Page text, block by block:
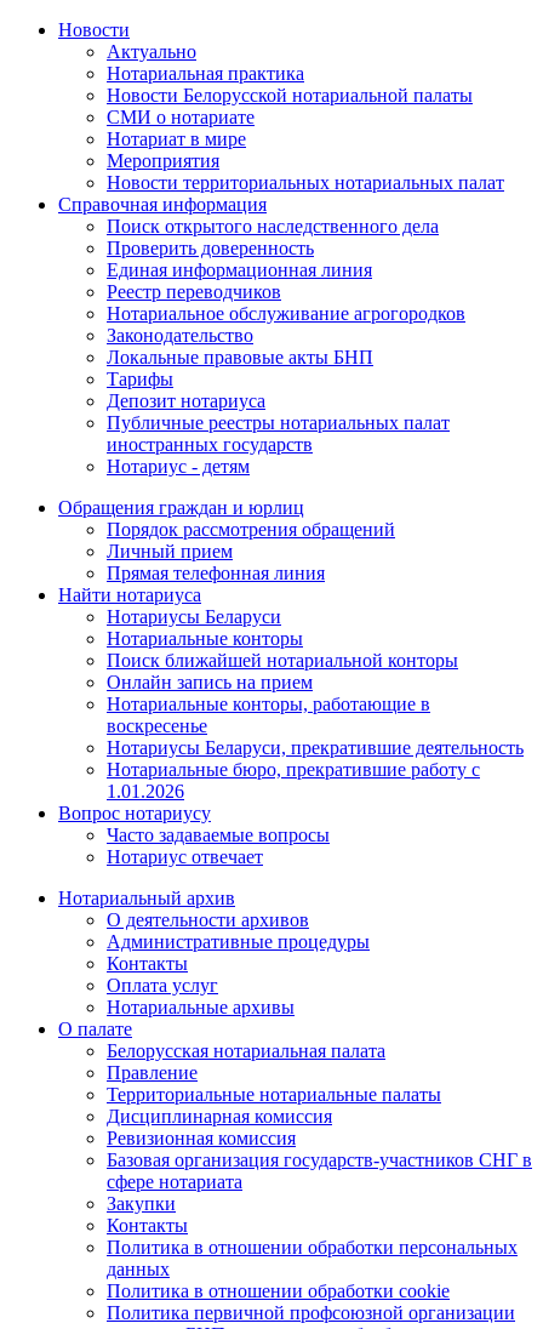
Новости
Актуально
Нотариальная практика
Новости Белорусской нотариальной палаты
СМИ о нотариате
Нотариат в мире
Мероприятия
Новости территориальных нотариальных палат
Справочная информация
Поиск открытого наследственного дела
Проверить доверенность
Единая информационная линия
Реестр переводчиков
Нотариальное обслуживание агрогородков
Законодательство
Локальные правовые акты БНП
Тарифы
Депозит нотариуса
Публичные реестры нотариальных палат
иностранных государств
Нотариус - детям
Обращения граждан и юрлиц
Порядок рассмотрения обращений
Личный прием
Прямая телефонная линия
Найти нотариуса
Нотариусы Беларуси
Нотариальные конторы
Поиск ближайшей нотариальной конторы
Онлайн запись на прием
Нотариальные конторы, работающие в
воскресенье
Нотариусы Беларуси, прекратившие деятельность
Нотариальные бюро, прекратившие работу с
1.01.2026
Вопрос нотариусу
Часто задаваемые вопросы
Нотариус отвечает
Нотариальный архив
О деятельности архивов
Административные процедуры
Контакты
Оплата услуг
Нотариальные архивы
О палате
Белорусская нотариальная палата
Правление
Территориальные нотариальные палаты
Дисциплинарная комиссия
Ревизионная комиссия
Базовая организация государств-участников СНГ в
сфере нотариата
Закупки
Контакты
Политика в отношении обработки персональных
данных
Политика в отношении обработки cookie
Политика первичной профсоюзной организации